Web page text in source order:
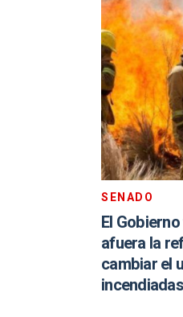
SENADO
El
afuera la
cambiar el
incendiadas